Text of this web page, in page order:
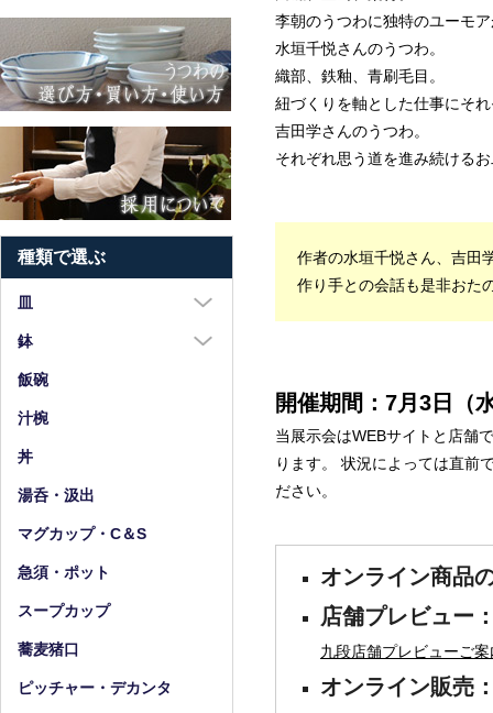
李朝のうつわに独特のユーモ
水垣千悦さんのうつわ。
織部、鉄釉、青刷毛目。
紐づくりを軸とした仕事にそ
吉田学さんのうつわ。
それぞれ思う道を進み続ける
作者の水垣千悦さん、吉田
作り手との会話も是非おた
開催期間：7月3日（
当展示会はWEBサイトと店舗
ります。 状況によっては直前
ださい。
オンライン商品
店舗プレビュー
九段店舗プレビューご案
オンライン販売
種類で選ぶ
皿
大皿（8寸以上）
中皿（5～7寸）
小皿（4寸以下）
鉢
大鉢（8寸以上）
中鉢（5～7寸）
飯碗
汁椀
丼
湯呑・汲出
マグカップ・C＆S
急須・ポット
スープカップ
蕎麦猪口
ピッチャー・デカンタ